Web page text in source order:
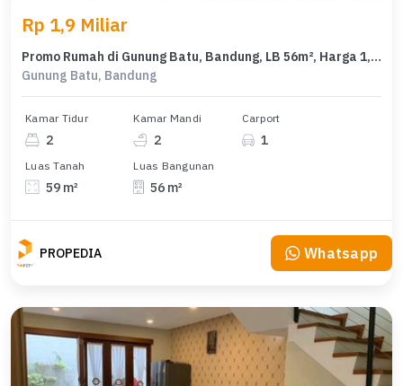
Rp 1,9 Miliar
Promo Rumah di Gunung Batu, Bandung, LB 56m², Harga 1,9 Miliar
Gunung Batu, Bandung
Kamar Tidur
2
Kamar Mandi
2
Carport
1
Luas Tanah
59 m²
Luas Bangunan
56 m²
PROPEDIA Whatsapp